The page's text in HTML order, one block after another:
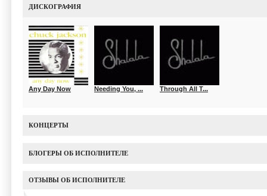
ДИСКОГРАФИЯ
Any Day Now Needing You, ... Through All T...
КОНЦЕРТЫ
БЛОГЕРЫ ОБ ИСПОЛНИТЕЛЕ
ОТЗЫВЫ ОБ ИСПОЛНИТЕЛЕ